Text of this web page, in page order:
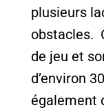
plusieurs
obstacles.
de jeu et
d’environ
également